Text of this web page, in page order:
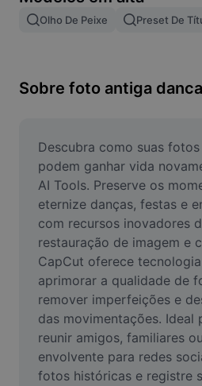
Remover plano de fundo de
Melhorar Imagem
Editar Imagem Online
Criador de Memes
AI Text Remover
AI People Remover
AI Inpainting
Face Cutout
Olho De Peixe Preset De
Sobre foto antiga
Descubra como suas
podem ganhar vida
AI Tools. Preserve os
eternize danças, festas e
com recursos inovadores
restauração de imagem e
CapCut oferece
aprimorar a qualidade de
remover imperfeições e
das movimentações. Ideal
reunir amigos, familiares
envolvente para redes
fotos históricas e registre